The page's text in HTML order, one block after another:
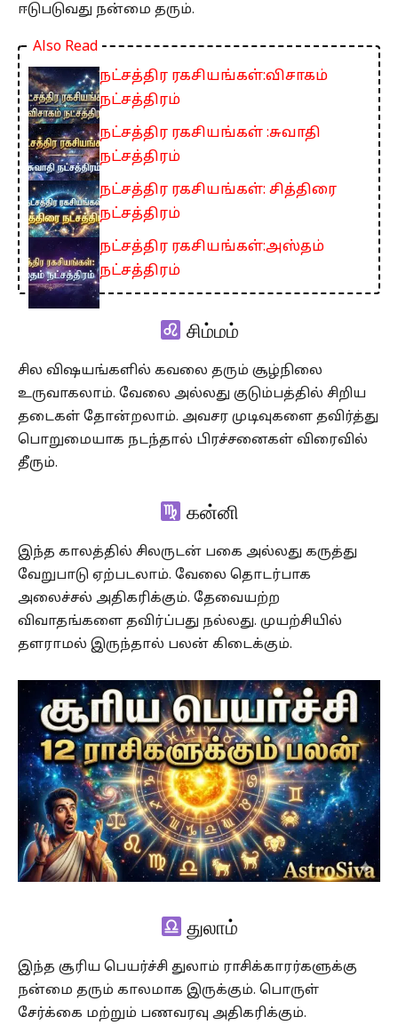
ஈடுபடுவது நன்மை தரும்.
Also Read
நட்சத்திர ரகசியங்கள்:விசாகம்
நட்சத்திரம்
நட்சத்திர ரகசியங்கள் :சுவாதி
நட்சத்திரம்
நட்சத்திர ரகசியங்கள்: சித்திரை
நட்சத்திரம்
நட்சத்திர ரகசியங்கள்:அஸ்தம்
நட்சத்திரம்
சிம்மம்
சில விஷயங்களில் கவலை தரும் சூழ்நிலை
உருவாகலாம். வேலை அல்லது குடும்பத்தில் சிறிய
தடைகள் தோன்றலாம். அவசர முடிவுகளை தவிர்த்து
பொறுமையாக நடந்தால் பிரச்சனைகள் விரைவில்
தீரும்.
கன்னி
இந்த காலத்தில் சிலருடன் பகை அல்லது கருத்து
வேறுபாடு ஏற்படலாம். வேலை தொடர்பாக
அலைச்சல் அதிகரிக்கும். தேவையற்ற
விவாதங்களை தவிர்ப்பது நல்லது. முயற்சியில்
தளராமல் இருந்தால் பலன் கிடைக்கும்.
துலாம்
இந்த சூரிய பெயர்ச்சி துலாம் ராசிக்காரர்களுக்கு
நன்மை தரும் காலமாக இருக்கும். பொருள்
சேர்க்கை மற்றும் பணவரவு அதிகரிக்கும்.